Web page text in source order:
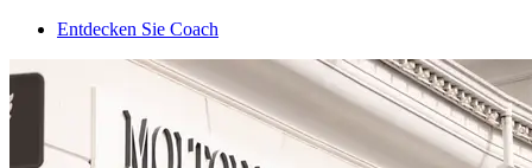
Entdecken Sie Coach